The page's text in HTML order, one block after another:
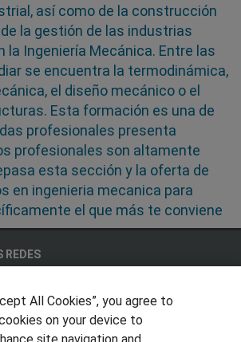
así como de la construcción
la gestión de las industrias
la Ingeniería Mecánica. Entre las
se encuentra la termodinámica,
el diseño mecánico o el
Esta formación es una de
profesionales presenta
profesionales son altamente
esta sección y la oferta de
en ingenieria mecanica para
el que más te conviene
REDES
INTERES
All Cookies”, you agree to
on your device to